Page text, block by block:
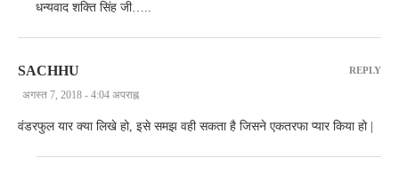
धन्यवाद शक्ति सिंह जी…..
SACHHU
अगस्त 7, 2018 - 4:04 अपराह्न
वंडरफुल यार क्या लिखे हो, इसे समझ वही सकता है जिसने एकतरफा प्यार किया हो |
REPLY